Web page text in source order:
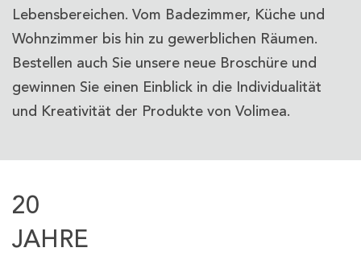
Lebensbereichen. Vom Badezimmer, Küche und
Wohnzimmer bis hin zu gewerblichen Räumen.
Bestellen auch Sie unsere neue Broschüre und
gewinnen Sie einen Einblick in die Individualität
und Kreativität der Produkte von Volimea.
20
JAHRE